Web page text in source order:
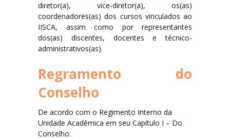
Filosofia
Jornalismo
Especialização em Tradução e Interpretação de Libras
diretor(a), vice-diretor(a), os(as)
coordenadores(as) dos cursos vinculados ao
IISCA, assim como por representantes
dos(as) discentes, docentes e técnico-
administrativos(as).
Regramento do
Conselho
De acordo com o Regimento Interno da
Unidade Acadêmica em seu Capítulo I – Do
Conselho: